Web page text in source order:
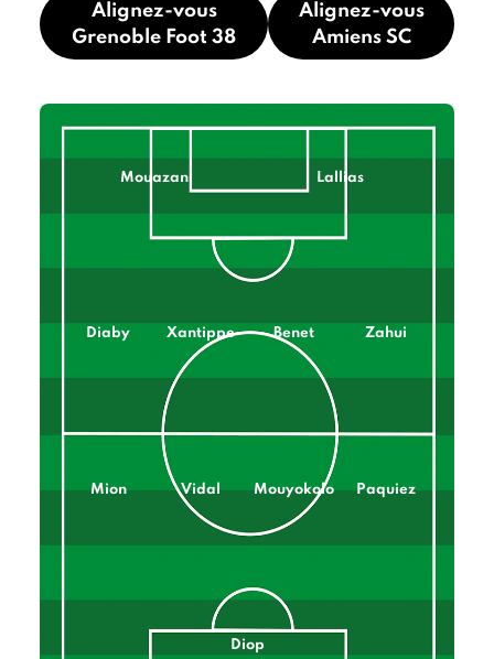
Alignez-vous
Grenoble Foot 38
Alignez-vous
Amiens SC
Mouazan Lallias
Diaby Xantippe Benet Zahui
Mion Vidal Mouyokolo Paquiez
Diop